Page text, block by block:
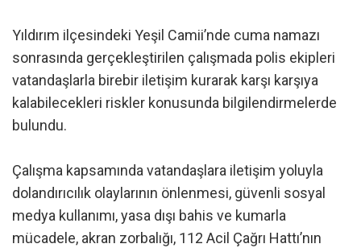
Yıldırım ilçesindeki Yeşil Camii’nde cuma namazı
sonrasında gerçekleştirilen çalışmada polis ekipleri
vatandaşlarla birebir iletişim kurarak karşı karşıya
kalabilecekleri riskler konusunda bilgilendirmelerde
bulundu.
Çalışma kapsamında vatandaşlara iletişim yoluyla
dolandırıcılık olaylarının önlenmesi, güvenli sosyal
medya kullanımı, yasa dışı bahis ve kumarla
mücadele, akran zorbalığı, 112 Acil Çağrı Hattı’nın